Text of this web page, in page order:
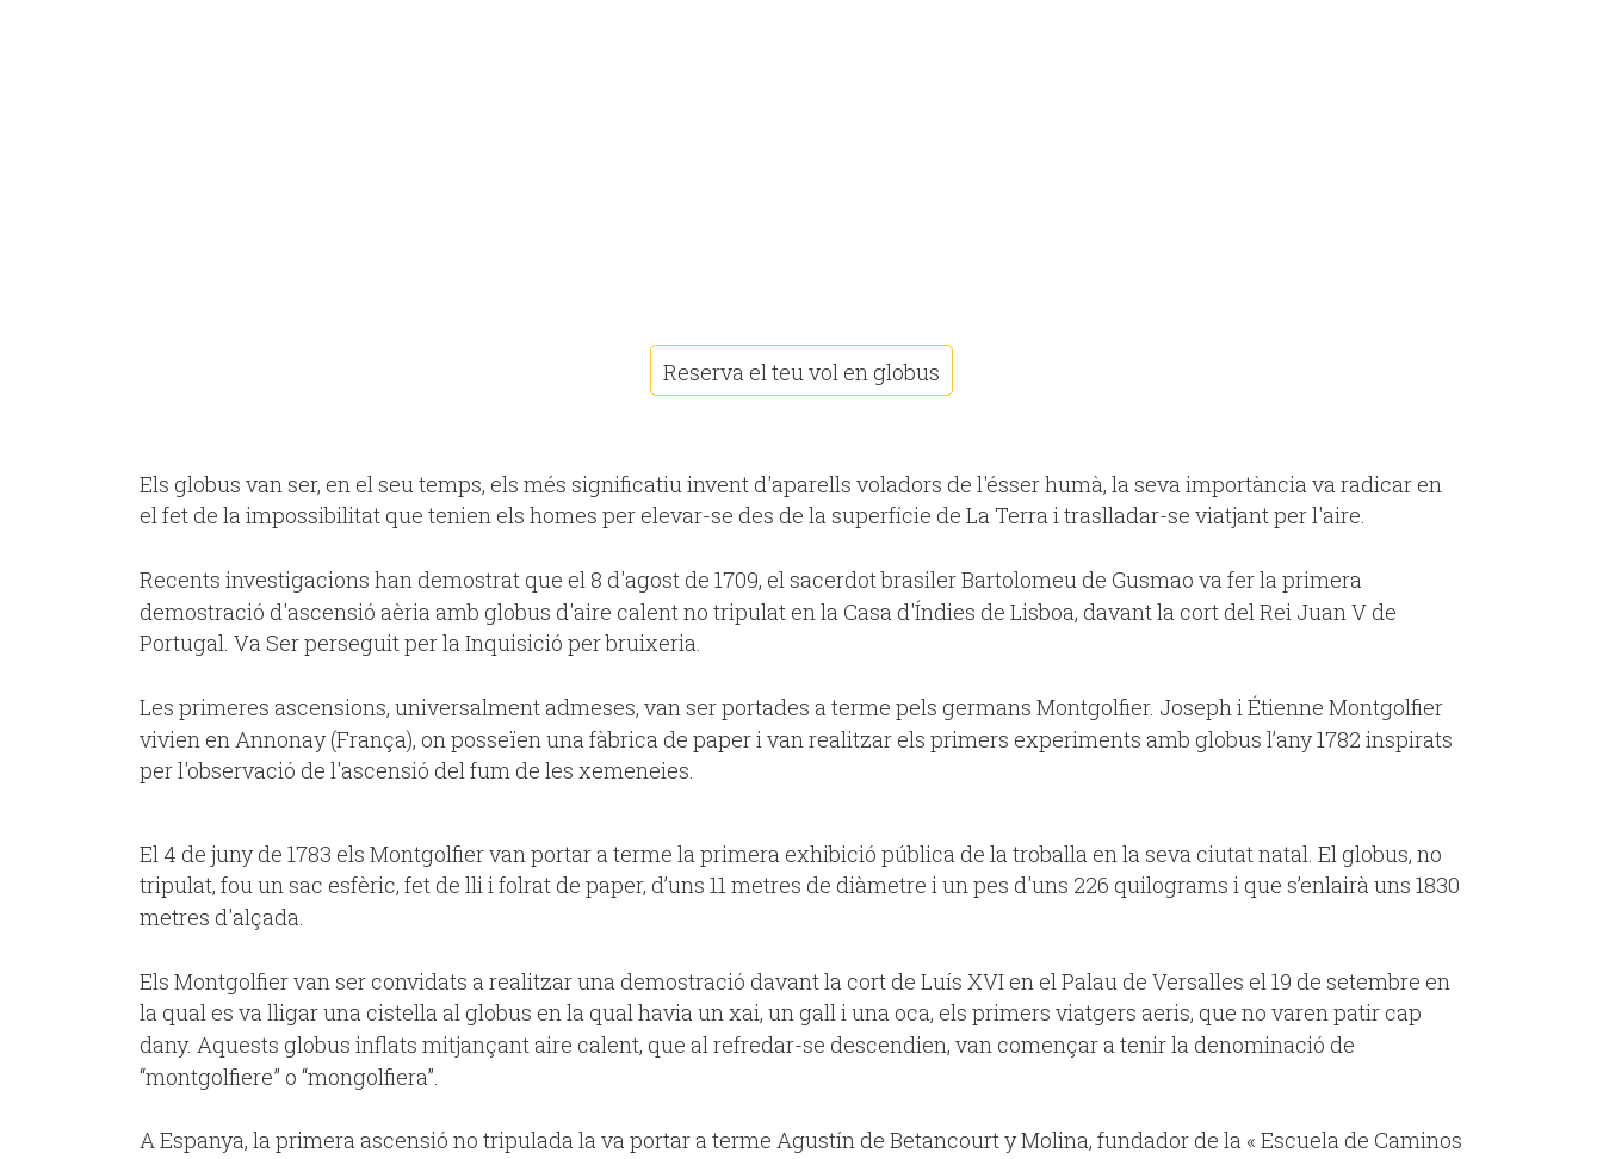
Reserva el teu vol en globus
Els globus van ser, en el seu temps, els més significatiu invent d'aparells voladors de l'ésser humà, la seva importància va radicar en
el fet de la impossibilitat que tenien els homes per elevar-se des de la superfície de La Terra i traslladar-se viatjant per l'aire.
Recents investigacions han demostrat que el 8 d'agost de 1709, el sacerdot brasiler Bartolomeu de Gusmao va fer la primera
demostració d'ascensió aèria amb globus d'aire calent no tripulat en la Casa d'Índies de Lisboa, davant la cort del Rei Juan V de
Portugal. Va Ser perseguit per la Inquisició per bruixeria.
Les primeres ascensions, universalment admeses, van ser portades a terme pels germans Montgolfier. Joseph i Étienne Montgolfier
vivien en Annonay (França), on posseïen una fàbrica de paper i van realitzar els primers experiments amb globus l’any 1782 inspirats
per l'observació de l'ascensió del fum de les xemeneies.
El 4 de juny de 1783 els Montgolfier van portar a terme la primera exhibició pública de la troballa en la seva ciutat natal. El globus, no
tripulat, fou un sac esfèric, fet de lli i folrat de paper, d’uns 11 metres de diàmetre i un pes d'uns 226 quilograms i que s’enlairà uns 1830
metres d'alçada.
Els Montgolfier van ser convidats a realitzar una demostració davant la cort de Luís XVI en el Palau de Versalles el 19 de setembre en
la qual es va lligar una cistella al globus en la qual havia un xai, un gall i una oca, els primers viatgers aeris, que no varen patir cap
dany. Aquests globus inflats mitjançant aire calent, que al refredar-se descendien, van començar a tenir la denominació de
“montgolfiere” o “mongolfiera”.
A Espanya, la primera ascensió no tripulada la va portar a terme Agustín de Betancourt y Molina, fundador de la « Escuela de Caminos